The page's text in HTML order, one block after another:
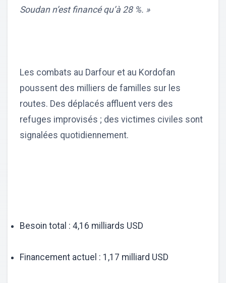
Soudan n’est financé qu’à 28 %. »
Les combats au Darfour et au Kordofan
poussent des milliers de familles sur les
routes. Des déplacés affluent vers des
refuges improvisés ; des victimes civiles sont
signalées quotidiennement.
Besoin total : 4,16 milliards USD
Financement actuel : 1,17 milliard USD